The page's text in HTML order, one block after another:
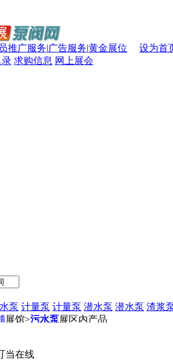
推广服务|广告服务|黄金展位
设为首
录 求购信息 网上展会
泵 计量泵 计量泵 潜水泵 潜水泵 渣浆
展馆>污水泵展区内产品
当在线